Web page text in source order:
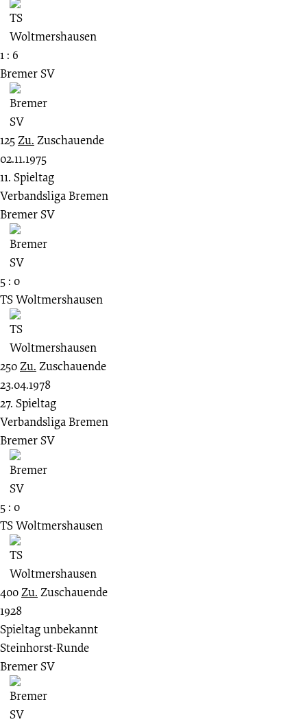
1 : 6
Bremer SV
125Zu. Zuschauende
02.11.1975
11. Spieltag
Verbandsliga Bremen
Bremer SV
5 : 0
TS Woltmershausen
250Zu. Zuschauende
23.04.1978
27. Spieltag
Verbandsliga Bremen
Bremer SV
5 : 0
TS Woltmershausen
400Zu. Zuschauende
1928
Spieltag unbekannt
Steinhorst-Runde
Bremer SV